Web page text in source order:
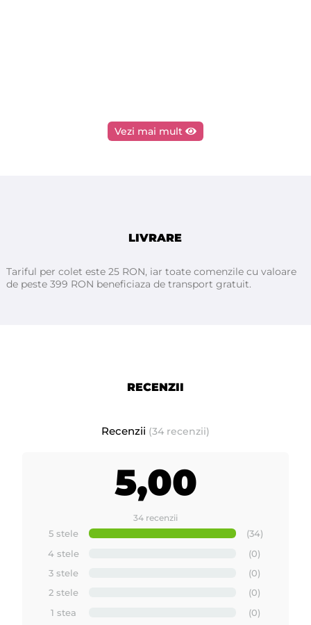
Vezi mai mult
LIVRARE
Tariful per colet este 25 RON, iar toate comenzile cu valoare
de peste 399 RON beneficiaza de transport gratuit.
RECENZII
Recenzii (34 recenzii)
5,00
34 recenzii
5 stele
(34)
4 stele
(0)
3 stele
(0)
2 stele
(0)
1 stea
(0)